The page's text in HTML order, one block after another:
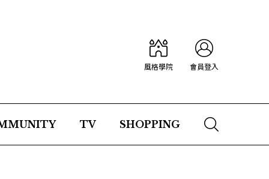
風格學院 會員登入
TV SHOPPING